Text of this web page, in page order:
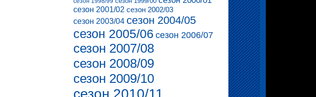
сезон 2001/02 сезон 2002/03
сезон 2003/04 сезон 2004/05
сезон 2005/06 сезон 2006/07
сезон 2007/08
сезон 2008/09
сезон 2009/10
сезон 2010/11